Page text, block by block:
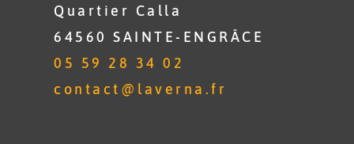
Quartier Calla
64560 SAINTE-ENGRÂCE
05 59 28 34 02
contact@laverna.fr